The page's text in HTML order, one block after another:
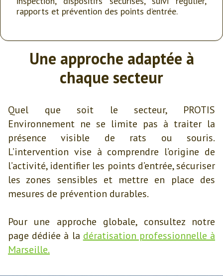
rapports et prévention des points d’entrée.
Une approche adaptée à
chaque secteur
Quel que soit le secteur, PROTIS
Environnement ne se limite pas à traiter la
présence visible de rats ou souris.
L’intervention vise à comprendre l’origine de
l’activité, identifier les points d’entrée, sécuriser
les zones sensibles et mettre en place des
mesures de prévention durables.
Pour une approche globale, consultez notre
page dédiée à la dératisation professionnelle à
Marseille.